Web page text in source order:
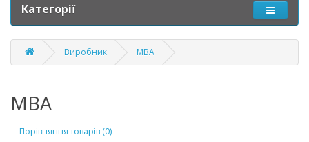
Категорії
Виробник MBA
MBA
Порівняння товарів (0)